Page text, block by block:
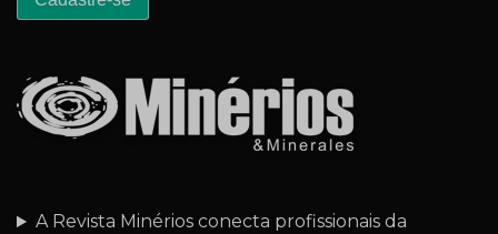
A Revista Minérios conecta profissionais da